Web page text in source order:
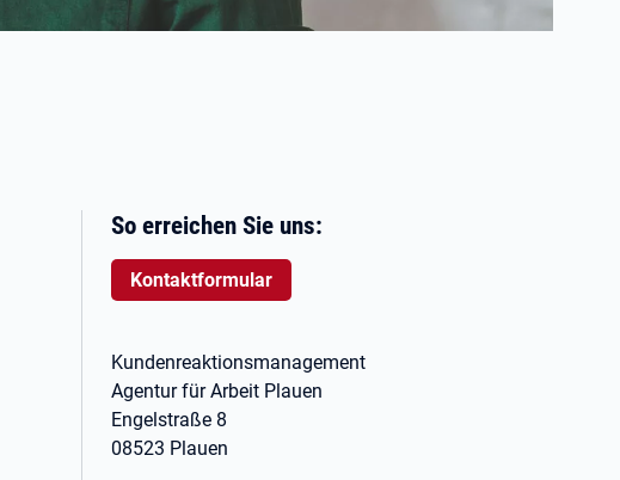
So erreichen Sie uns:
Kontaktformular
Kundenreaktionsmanagement
Agentur für Arbeit Plauen
Engelstraße 8
08523 Plauen